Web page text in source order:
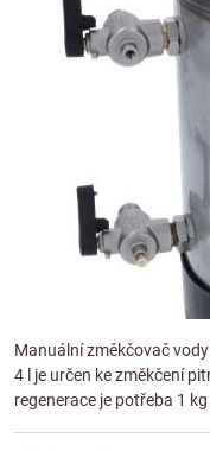
Manuální změkčovač
4 l je určen ke změkčení
regenerace je potřeba 1